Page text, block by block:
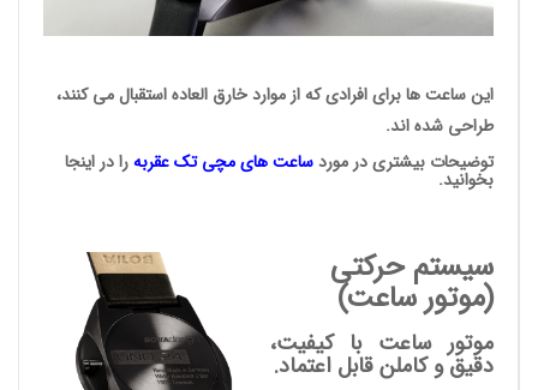
این ساعت ها برای افرادی که از موارد خارق العاده استقبال می کنند،
طراحی شده اند.
توضیحات بیشتری در موردساعت های مچی تک عقربهرا در اینجا
بخوانید.
سیستم حرکتی
(موتور ساعت)
موتور ساعت با کیفیت،
دقیق و کاملن قابل اعتماد.